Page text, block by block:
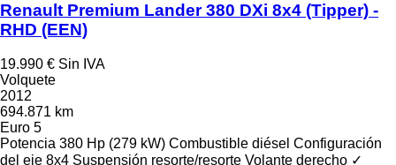
Renault Premium Lander 380 DXi 8x4 (Tipper) -
RHD (EEN)
19.990 € Sin IVA
Volquete
2012
694.871 km
Euro 5
Potencia 380 Hp (279 kW) Combustible diésel Configuración
del eje 8x4 Suspensión resorte/resorte Volante derecho ✓